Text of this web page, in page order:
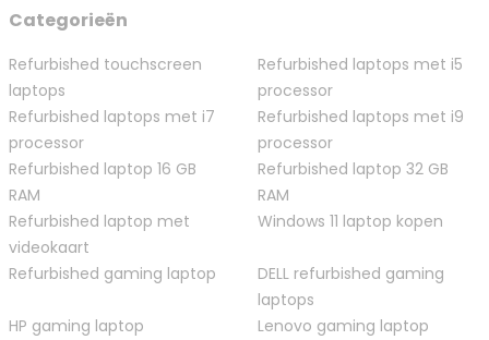
Categorieën
Refurbished touchscreen
laptops
Refurbished laptops met i5
processor
Refurbished laptops met i7
processor
Refurbished laptops met i9
processor
Refurbished laptop 16 GB
RAM
Refurbished laptop 32 GB
RAM
Refurbished laptop met
videokaart
Windows 11 laptop kopen
Refurbished gaming laptop
DELL refurbished gaming
laptops
HP gaming laptop
Lenovo gaming laptop